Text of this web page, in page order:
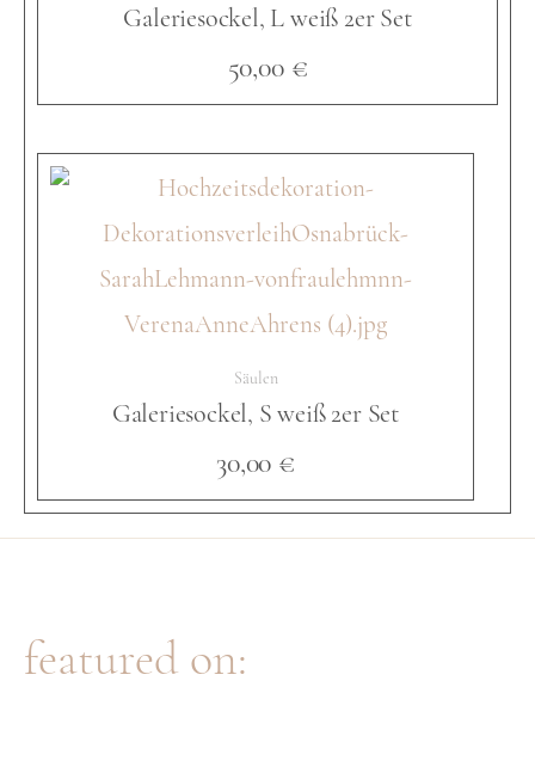
s
c
k
e
l
Galeriesockel, L weiß 2er Set
50,00 €
Säulen
Galeriesockel, S weiß 2er Set
30,00 €
featured on: